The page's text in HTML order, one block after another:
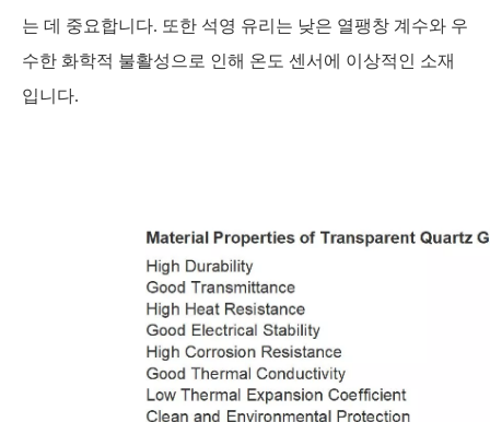
는 데 중요합니다. 또한 석영 유리는 낮은 열팽창 계수와 우
수한 화학적 불활성으로 인해 온도 센서에 이상적인 소재
입니다.